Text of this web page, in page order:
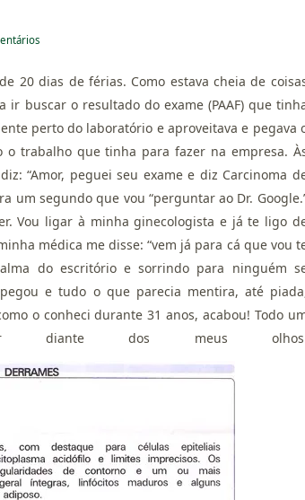
20 dias de férias. Como estava cheia de
buscar o resultado do exame (PAAF) que
perto do laboratório e aproveitava e pegava
o trabalho que tinha para fazer na empresa.
“Amor, peguei seu exame e diz Carcinoma
um segundo que vou “perguntar ao Dr.
Vou ligar à minha ginecologista e já te ligo
médica me disse: “vem já para cá que vou
do escritório e sorrindo para ninguém
e tudo o que parecia mentira, até
o conheci durante 31 anos, acabou! Todo
diante dos meus